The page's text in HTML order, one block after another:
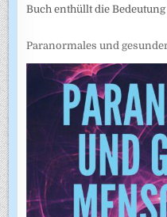
Buch enthüllt die Bedeutung
Paranormales und